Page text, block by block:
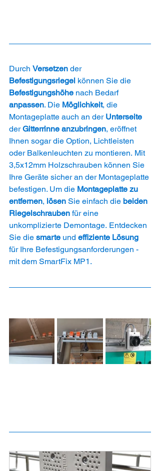
Durch Versetzen der
Befestigungsriegel können Sie die
Befestigungshöhe nach Bedarf
anpassen. Die Möglichkeit, die
Montageplatte auch an der Unterseite
der Gitterrinne anzubringen, eröffnet
Ihnen sogar die Option, Lichtleisten
oder Balkenleuchten zu montieren. Mit
3,5x12mm Holzschrauben können Sie
Ihre Geräte sicher an der Montageplatte
befestigen. Um die Montageplatte zu
entfernen, lösen Sie einfach die beiden
Riegelschrauben für eine
unkomplizierte Demontage. Entdecken
Sie die smarte und effiziente Lösung
für Ihre Befestigungsanforderungen -
mit dem SmartFix MP1.